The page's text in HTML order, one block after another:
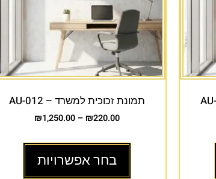
תמונת זכוכית למשרד – AU-012
₪220.00
–
₪1,250.00
בחר אפשרויות